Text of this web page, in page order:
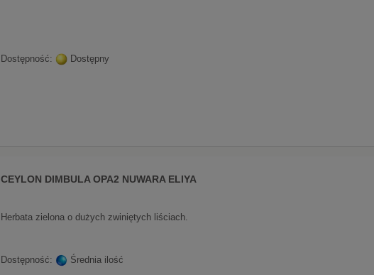
Dostępność: Dostępny
CEYLON DIMBULA OPA2 NUWARA ELIYA
Herbata zielona o dużych zwiniętych liściach.
Dostępność: Średnia ilość